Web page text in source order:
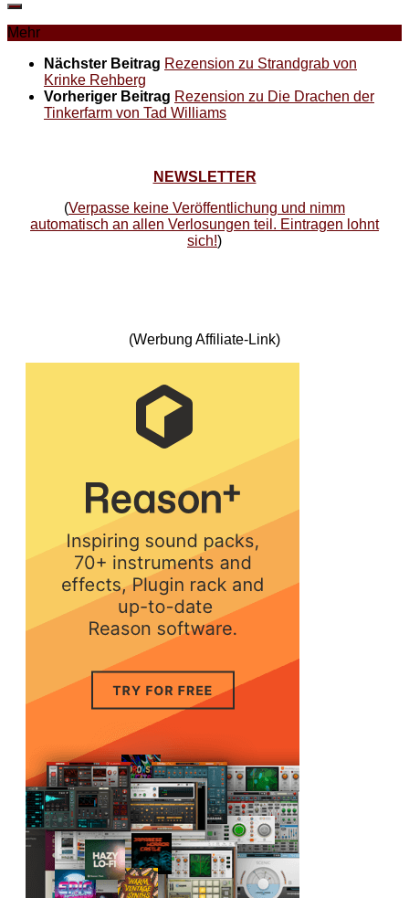
Mehr
Nächster Beitrag Rezension zu Strandgrab von
Krinke Rehberg
Vorheriger Beitrag Rezension zu Die Drachen der
Tinkerfarm von Tad Williams
NEWSLETTER
(Verpasse keine Veröffentlichung und nimm
automatisch an allen Verlosungen teil. Eintragen lohnt
sich!)
(Werbung Affiliate-Link)